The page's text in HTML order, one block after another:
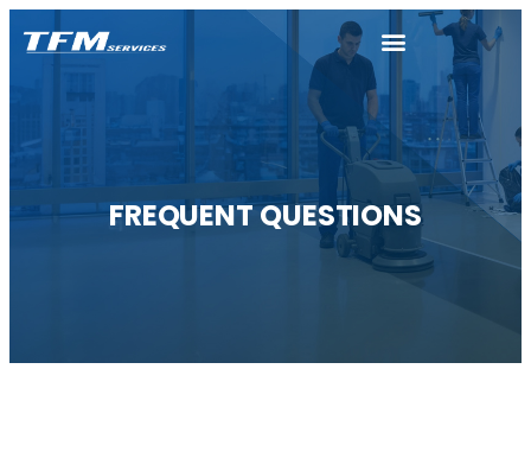
FREQUENT QUESTIONS